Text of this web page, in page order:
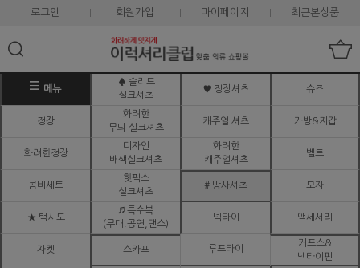
로그인 회원가입 마이페이지 최근본상품
메뉴
♠ 솔리드
실크셔츠
♥ 정장셔츠 슈즈
정장
화려한
무늬 실크셔츠
캐주얼 셔츠 가방&지갑
화려한정장
디자인
배색실크셔츠
화려한
캐주얼셔츠
벨트
콤비세트
핫픽스
실크셔츠
# 망사셔츠 모자
★ 턱시도
♬ 특수복
(무대.공연,댄스)
넥타이 액세서리
자켓 스카프 루프타이
커프스&
넥타이핀